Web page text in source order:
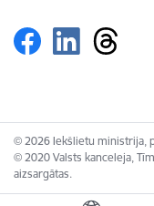
© 2026 Iekšlietu ministrija,
© 2020 Valsts kanceleja,
aizsargātas.